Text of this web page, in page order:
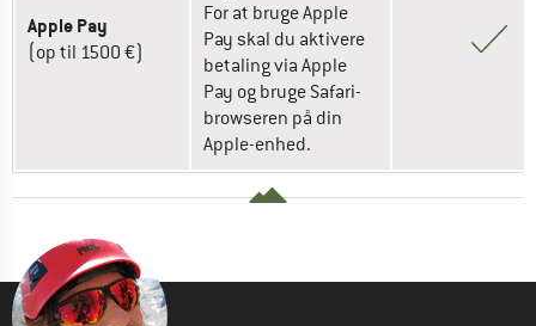
Apple Pay
(op til 1500 €)
For at bruge Apple
Pay skal du aktivere
betaling via Apple
Pay og bruge Safari-
browseren på din
Apple-enhed.